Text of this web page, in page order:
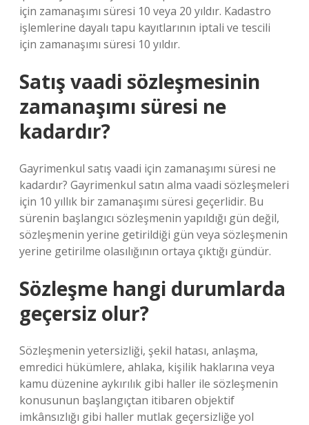
için zamanaşımı süresi 10 veya 20 yıldır. Kadastro
işlemlerine dayalı tapu kayıtlarının iptali ve tescili
için zamanaşımı süresi 10 yıldır.
Satış vaadi sözleşmesinin
zamanaşımı süresi ne
kadardır?
Gayrimenkul satış vaadi için zamanaşımı süresi ne
kadardır? Gayrimenkul satın alma vaadi sözleşmeleri
için 10 yıllık bir zamanaşımı süresi geçerlidir. Bu
sürenin başlangıcı sözleşmenin yapıldığı gün değil,
sözleşmenin yerine getirildiği gün veya sözleşmenin
yerine getirilme olasılığının ortaya çıktığı gündür.
Sözleşme hangi durumlarda
geçersiz olur?
Sözleşmenin yetersizliği, şekil hatası, anlaşma,
emredici hükümlere, ahlaka, kişilik haklarına veya
kamu düzenine aykırılık gibi haller ile sözleşmenin
konusunun başlangıçtan itibaren objektif
imkânsızlığı gibi haller mutlak geçersizliğe yol